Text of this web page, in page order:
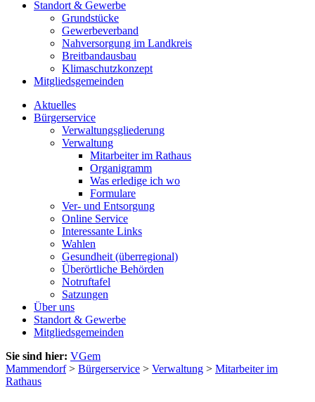
Standort & Gewerbe
Grundstücke
Gewerbeverband
Nahversorgung im Landkreis
Breitbandausbau
Klimaschutzkonzept
Mitgliedsgemeinden
Aktuelles
Bürgerservice
Verwaltungsgliederung
Verwaltung
Mitarbeiter im Rathaus
Organigramm
Was erledige ich wo
Formulare
Ver- und Entsorgung
Online Service
Interessante Links
Wahlen
Gesundheit (überregional)
Überörtliche Behörden
Notruftafel
Satzungen
Über uns
Standort & Gewerbe
Mitgliedsgemeinden
Sie sind hier: VGem
Mammendorf> Bürgerservice > Verwaltung > Mitarbeiter im
Rathaus